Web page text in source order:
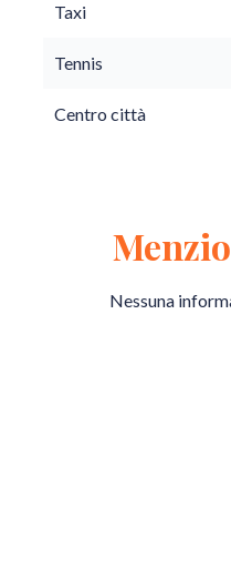
Taxi
Tennis
Centro città
Nessuna